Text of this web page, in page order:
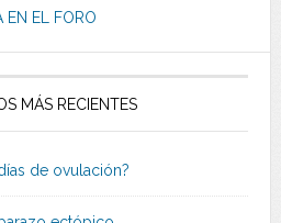
EN EL FORO
MÁS RECIENTES
de ovulación?